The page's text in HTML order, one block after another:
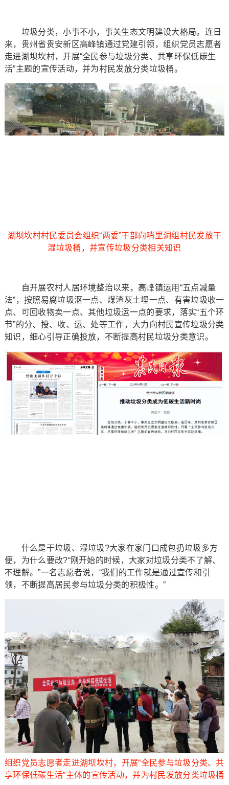
垃圾分类，小事不小，事关生态文明建设大格局。连日
来，贵州省贵安新区高峰镇通过党建引领，组织党员志愿者
走进湖坝坎村，开展“全民参与垃圾分类、共享环保低碳生
活”主题的宣传活动，并为村民发放分类垃圾桶。
湖坝坎村村民委员会组织“两委”干部向哨里洞组村民发放干
湿垃圾桶，并宣传垃圾分类相关知识
自开展农村人居环境整治以来，高峰镇运用“五点减量
法”，按照易腐垃圾沤一点、煤渣灰土埋一点、有害垃圾收一
点、可回收物卖一点、其他垃圾运一点的要求，落实“五个环
节”的分、投、收、运、处等工作，大力向村民宣传垃圾分类
知识，细心引导正确投放，不断提高村民垃圾分类意识。
什么是干垃圾、湿垃圾?大家在家门口成包扔垃圾多方
便，为什么要改?“刚开始的时候，大家对垃圾分类不了解、
不理解。”一名志愿者说，“我们的工作就是通过宣传和引
领，不断提高居民参与垃圾分类的积极性。”
组织党员志愿者走进湖坝坎村，开展“全民参与垃圾分类、共
享环保低碳生活”主体的宣传活动，并为村民发放分类垃圾桶